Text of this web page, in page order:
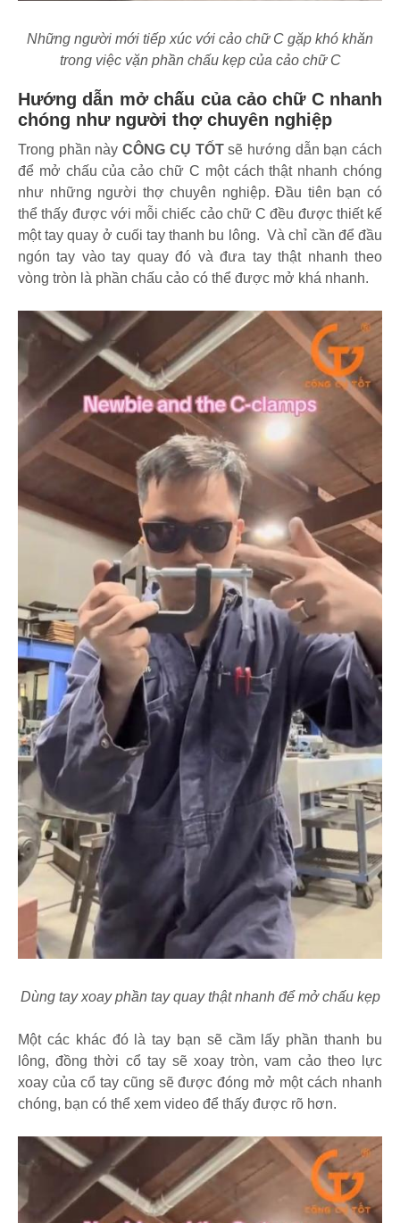
Những người mới tiếp xúc với cảo chữ C gặp khó khăn
trong việc vặn phần chấu kẹp của cảo chữ C
Hướng dẫn mở chấu của cảo chữ C nhanh
chóng như người thợ chuyên nghiệp
Trong phần nàyCÔNG CỤ TỐTsẽ hướng dẫn bạn cách
để mở chấu của cảo chữ C một cách thật nhanh chóng
như những người thợ chuyên nghiệp. Đầu tiên bạn có
thể thấy được với mỗi chiếc cảo chữ C đều được thiết kế
một tay quay ở cuối tay thanh bu lông. Và chỉ cần để đầu
ngón tay vào tay quay đó và đưa tay thật nhanh theo
vòng tròn là phần chấu cảo có thể được mở khá nhanh.
Dùng tay xoay phần tay quay thật nhanh để mở chấu kẹp
Một các khác đó là tay bạn sẽ cầm lấy phần thanh bu
lông, đồng thời cổ tay sẽ xoay tròn, vam cảo theo lực
xoay của cổ tay cũng sẽ được đóng mở một cách nhanh
chóng, bạn có thể xem video để thấy được rõ hơn.